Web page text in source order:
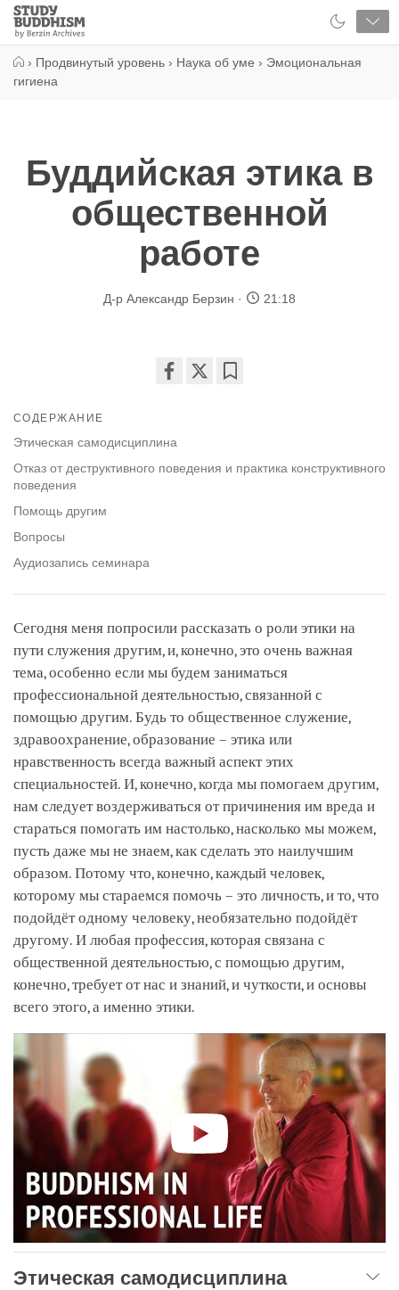
Close
Study
Buddhism
› Продвинутый уровень › Наука об уме › Эмоциональная
гигиена
Буддийская этика в
общественной
работе
Д-р Александр Берзин 21:18
СОДЕРЖАНИЕ
Этическая самодисциплина
Отказ от деструктивного поведения и практика конструктивного
поведения
Помощь другим
Вопросы
Аудиозапись семинара
Сегодня меня попросили рассказать о роли этики на
пути служения другим, и, конечно, это очень важная
тема, особенно если мы будем заниматься
профессиональной деятельностью, связанной с
помощью другим. Будь то общественное служение,
здравоохранение, образование – этика или
нравственность всегда важный аспект этих
специальностей. И, конечно, когда мы помогаем другим,
нам следует воздерживаться от причинения им вреда и
стараться помогать им настолько, насколько мы можем,
пусть даже мы не знаем, как сделать это наилучшим
образом. Потому что, конечно, каждый человек,
которому мы стараемся помочь – это личность, и то, что
подойдёт одному человеку, необязательно подойдёт
другому. И любая профессия, которая связана с
общественной деятельностью, с помощью другим,
конечно, требует от нас и знаний, и чуткости, и основы
всего этого, а именно этики.
Этическая самодисциплина